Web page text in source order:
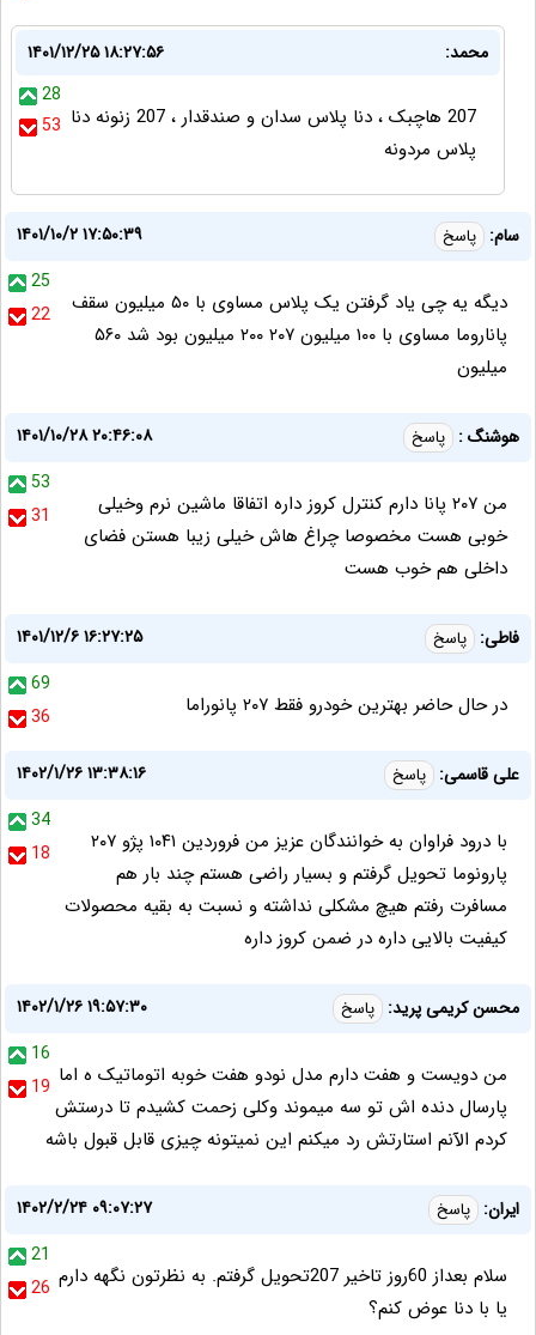
محمد:
۱۴۰۱/۱۲/۲۵ ۱۸:۲۷:۵۶
28
53 207 هاچبک ، دنا پلاس سدان و صندقدار ، 207 زنونه دنا
پلاس مردونه
سام: پاسخ
۱۴۰۱/۱۰/۲ ۱۷:۵۰:۳۹
25
22
دیگه یه چی یاد گرفتن یک پلاس مساوی با ۵۰ میلیون سقف
پاناروما مساوی با ۱۰۰ میلیون ۲۰۷ ۲۰۰ میلیون بود شد ۵۶۰
میلیون
هوشنگ : پاسخ
۱۴۰۱/۱۰/۲۸ ۲۰:۴۶:۰۸
53
31
من ۲۰۷ پانا دارم کنترل کروز داره اتفاقا ماشین نرم وخیلی
خوبی هست مخصوصا چراغ هاش خیلی زیبا هستن فضای
داخلی هم خوب هست
فاطی: پاسخ
۱۴۰۱/۱۲/۶ ۱۶:۲۷:۲۵
69
36
در حال حاضر بهترین خودرو فقط ۲۰۷ پانوراما
علی قاسمی: پاسخ
۱۴۰۲/۱/۲۶ ۱۳:۳۸:۱۶
34
18
با درود فراوان به خوانندگان عزیز من فروردین ۱۰۴۱ پژو ۲۰۷
پارونوما تحویل گرفتم و بسیار راضی هستم چند بار هم
مسافرت رفتم هیچ مشکلی نداشته و نسبت به بقیه محصولات
کیفیت بالایی داره در ضمن کروز داره
محسن کریمی پرید: پاسخ
۱۴۰۲/۱/۲۶ ۱۹:۵۷:۳۰
16
19 من دویست و هفت دارم مدل نودو هفت خوبه اتوماتیک ه اما
پارسال دنده اش تو سه میموند وکلی زحمت کشیدم تا درستش
کردم الآنم استارتش رد میکنم این نمیتونه چیزی قابل قبول باشه
ایران: پاسخ
۱۴۰۲/۲/۲۴ ۰۹:۰۷:۲۷
21
26 سلام بعداز 60روز تاخیر 207تحویل گرفتم. به نظرتون نگهه دارم
یا با دنا عوض کنم؟